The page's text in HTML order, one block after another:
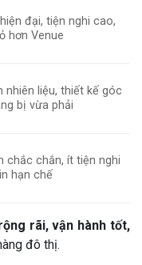
đại, tiện nghi cao,
hơn Venue
nhiên liệu, thiết kế góc
bị vừa phải
chắc chắn, ít tiện nghi
hạn chế
rãi, vận hành tốt,
đô thị.